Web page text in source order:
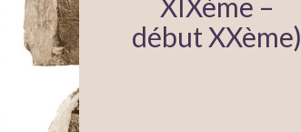
début XXème)